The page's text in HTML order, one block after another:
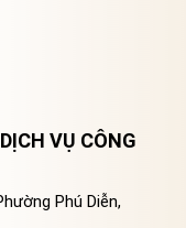
VỤ CÔNG
Phú Diễn,